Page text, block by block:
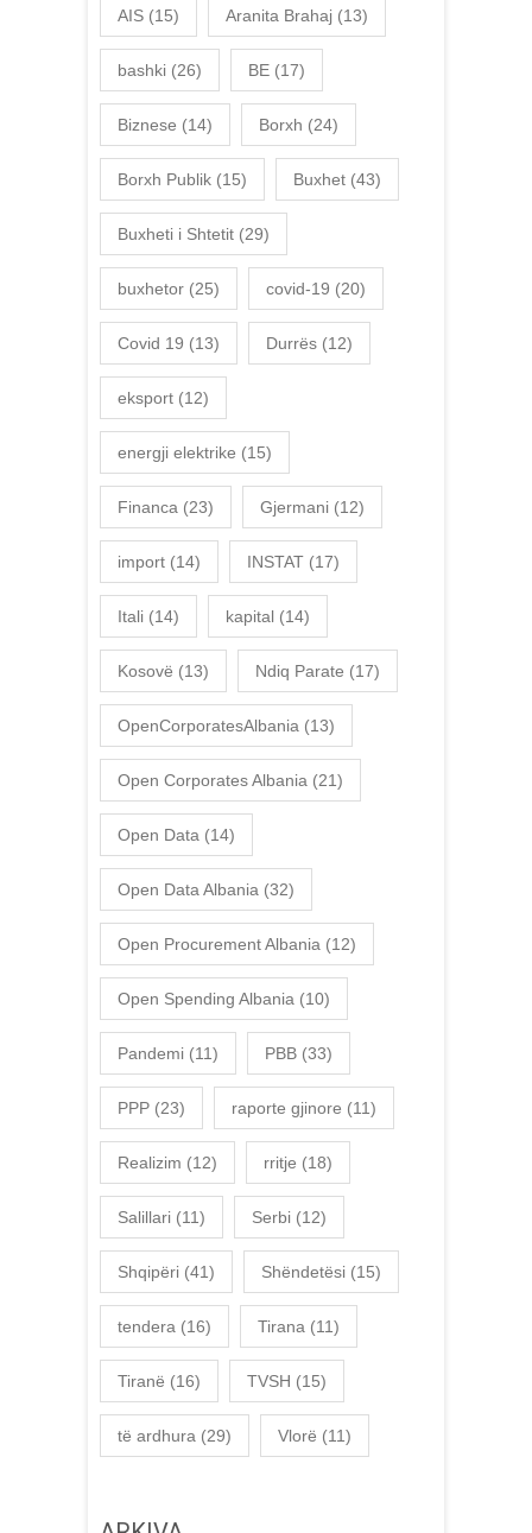
AIS (15) Aranita Brahaj (13)
bashki (26) BE (17)
Biznese (14) Borxh (24)
Borxh Publik (15) Buxhet (43)
Buxheti i Shtetit (29)
buxhetor (25) covid-19 (20)
Covid 19 (13) Durrës (12)
eksport (12)
energji elektrike (15)
Financa (23) Gjermani (12)
import (14) INSTAT (17)
Itali (14) kapital (14)
Kosovë (13) Ndiq Parate (17)
OpenCorporatesAlbania (13)
Open Corporates Albania (21)
Open Data (14)
Open Data Albania (32)
Open Procurement Albania (12)
Open Spending Albania (10)
Pandemi (11) PBB (33)
PPP (23) raporte gjinore (11)
Realizim (12) rritje (18)
Salillari (11) Serbi (12)
Shqipëri (41) Shëndetësi (15)
tendera (16) Tirana (11)
Tiranë (16) TVSH (15)
të ardhura (29) Vlorë (11)